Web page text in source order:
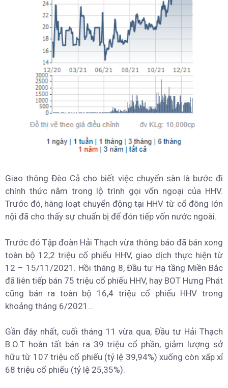
Giao thông Đèo Cả cho biết việc chuyển sàn là bước đi
chính thức nằm trong lộ trình gọi vốn ngoại của HHV.
Trước đó, hàng loạt chuyển động tại HHV từ cổ đông lớn
nội đã cho thấy sự chuẩn bị để đón tiếp vốn nước ngoài.
Trước đó Tập đoàn Hải Thạch vừa thông báo đã bán xong
toàn bộ 12,2 triệu cổ phiếu HHV, giao dịch thực hiện từ
12 – 15/11/2021. Hồi tháng 8, Đầu tư Hạ tầng Miền Bắc
đã liên tiếp bán 75 triệu cổ phiếu HHV, hay BOT Hưng Phát
cũng bán ra toàn bộ 16,4 triệu cổ phiếu HHV trong
khoảng tháng 6/2021…
Gần đây nhất, cuối tháng 11 vừa qua, Đầu tư Hải Thạch
B.O.T hoàn tất bán ra 39 triệu cổ phần, giảm lượng sở
hữu từ 107 triệu cổ phiếu (tỷ lệ 39,94%) xuống còn xấp xỉ
68 triệu cổ phiếu (tỷ lệ 25,35%).